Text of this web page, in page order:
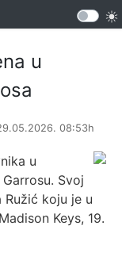
u
08:53h
u
Svoj
koju je u
Keys, 19.